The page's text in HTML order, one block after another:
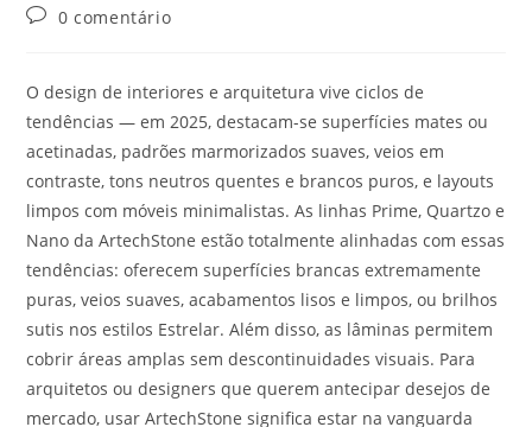
0 comentário
O design de interiores e arquitetura vive ciclos de
tendências — em 2025, destacam-se superfícies mates ou
acetinadas, padrões marmorizados suaves, veios em
contraste, tons neutros quentes e brancos puros, e layouts
limpos com móveis minimalistas. As linhas Prime, Quartzo e
Nano da ArtechStone estão totalmente alinhadas com essas
tendências: oferecem superfícies brancas extremamente
puras, veios suaves, acabamentos lisos e limpos, ou brilhos
sutis nos estilos Estrelar. Além disso, as lâminas permitem
cobrir áreas amplas sem descontinuidades visuais. Para
arquitetos ou designers que querem antecipar desejos de
mercado, usar ArtechStone significa estar na vanguarda